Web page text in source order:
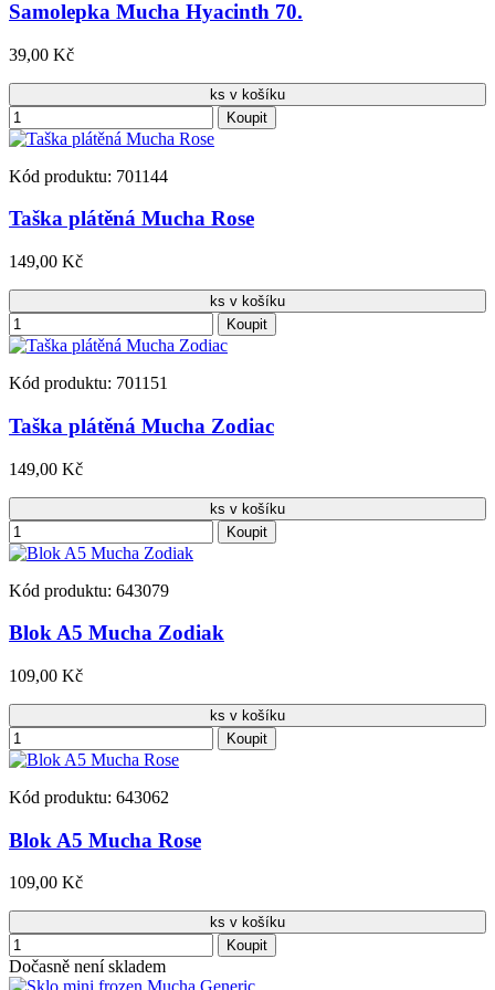
Samolepka Mucha Hyacinth 70.
39,00 Kč
ks v košíku
Koupit
Kód produktu: 701144
Taška plátěná Mucha Rose
149,00 Kč
ks v košíku
Koupit
Kód produktu: 701151
Taška plátěná Mucha Zodiac
149,00 Kč
ks v košíku
Koupit
Kód produktu: 643079
Blok A5 Mucha Zodiak
109,00 Kč
ks v košíku
Koupit
Kód produktu: 643062
Blok A5 Mucha Rose
109,00 Kč
ks v košíku
Koupit
Dočasně není skladem